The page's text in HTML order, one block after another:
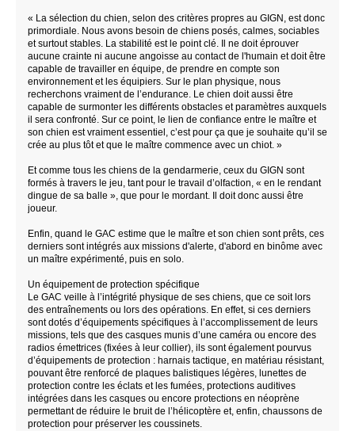
« La sélection du chien, selon des critères propres au GIGN, est donc
primordiale. Nous avons besoin de chiens posés, calmes, sociables
et surtout stables. La stabilité est le point clé. Il ne doit éprouver
aucune crainte ni aucune angoisse au contact de l'humain et doit être
capable de travailler en équipe, de prendre en compte son
environnement et les équipiers. Sur le plan physique, nous
recherchons vraiment de l’endurance. Le chien doit aussi être
capable de surmonter les différents obstacles et paramètres auxquels
il sera confronté. Sur ce point, le lien de confiance entre le maître et
son chien est vraiment essentiel, c’est pour ça que je souhaite qu’il se
crée au plus tôt et que le maître commence avec un chiot. »
Et comme tous les chiens de la gendarmerie, ceux du GIGN sont
formés à travers le jeu, tant pour le travail d’olfaction, « en le rendant
dingue de sa balle », que pour le mordant. Il doit donc aussi être
joueur.
Enfin, quand le GAC estime que le maître et son chien sont prêts, ces
derniers sont intégrés aux missions d'alerte, d'abord en binôme avec
un maître expérimenté, puis en solo.
Un équipement de protection spécifique
Le GAC veille à l’intégrité physique de ses chiens, que ce soit lors
des entraînements ou lors des opérations. En effet, si ces derniers
sont dotés d’équipements spécifiques à l’accomplissement de leurs
missions, tels que des casques munis d’une caméra ou encore des
radios émettrices (fixées à leur collier), ils sont également pourvus
d’équipements de protection : harnais tactique, en matériau résistant,
pouvant être renforcé de plaques balistiques légères, lunettes de
protection contre les éclats et les fumées, protections auditives
intégrées dans les casques ou encore protections en néoprène
permettant de réduire le bruit de l’hélicoptère et, enfin, chaussons de
protection pour préserver les coussinets.